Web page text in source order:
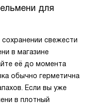
для
свежести
в магазине
её до момента
обычно герметична
Если вы уже
в плотный